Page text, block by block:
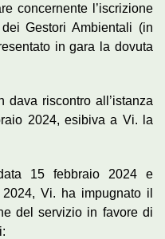
concernente l’iscrizione
Gestori Ambientali (in
in gara la dovuta
dava riscontro all’istanza
2024, esibiva a Vi. la
15 febbraio 2024 e
Vi. ha impugnato il
del servizio in favore di